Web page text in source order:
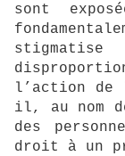
sont
l’action de
il, au nom
des
droit à un